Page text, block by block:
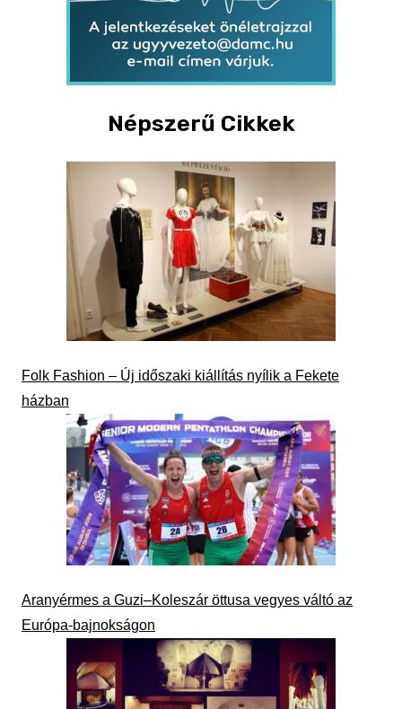
Népszerű Cikkek
Folk Fashion – Új időszaki kiállítás nyílik a Fekete
házban
Aranyérmes a Guzi–Koleszár öttusa vegyes váltó az
Európa-bajnokságon